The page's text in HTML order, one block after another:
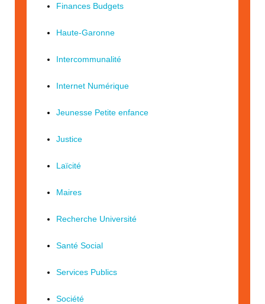
Finances Budgets
Haute-Garonne
Intercommunalité
Internet Numérique
Jeunesse Petite enfance
Justice
Laïcité
Maires
Recherche Université
Santé Social
Services Publics
Société